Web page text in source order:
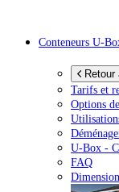
Conteneurs U-
Retour
Tarifs et
Options
U-Box -
FAQ